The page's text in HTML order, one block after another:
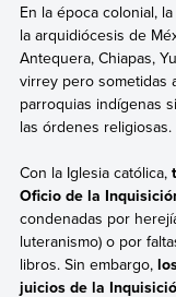
En la época colonial,
la arquidiócesis de
Antequera, Chiapas,
virrey pero sometidas
parroquias indígenas
las órdenes religiosas.
Con la Iglesia católica,
Oficio de la
condenadas por
luteranismo) o por
libros. Sin embargo,
juicios de la